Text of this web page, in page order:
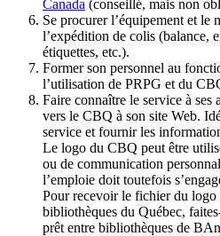
Canada (conseillé, mais non
Se procurer l’équipement et le
l’expédition de colis (balance,
étiquettes, etc.).
Former son personnel au
l’utilisation de PRPG et du
Faire connaître le service à ses
vers le CBQ à son site Web.
service et fournir les
Le logo du CBQ peut être
ou de communication
l’emploie doit toutefois
Pour recevoir le fichier du logo
bibliothèques du Québec,
prêt entre bibliothèques de